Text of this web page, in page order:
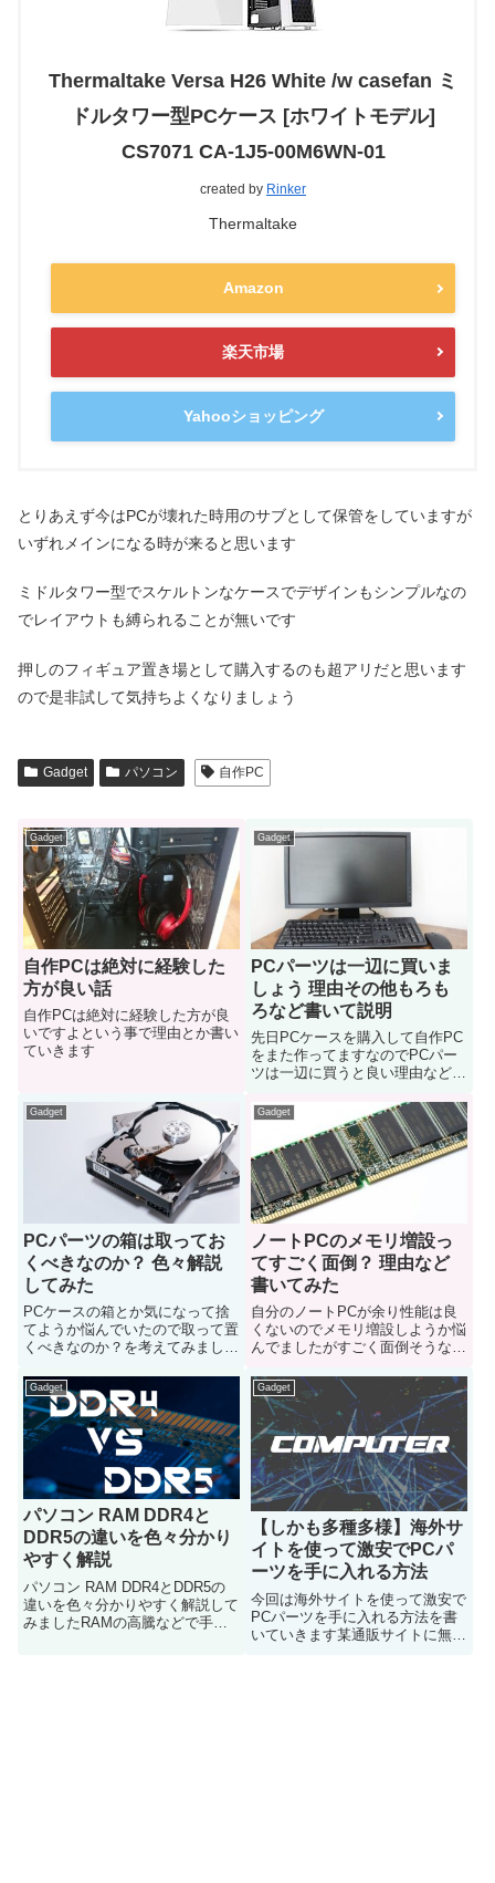
Thermaltake Versa H26 White /w casefan ミ
ドルタワー型PCケース [ホワイトモデル]
CS7071 CA-1J5-00M6WN-01
created by Rinker
Thermaltake
Amazon
楽天市場
Yahooショッピング
とりあえず今はPCが壊れた時用のサブとして保管をしていますが
いずれメインになる時が来ると思います
ミドルタワー型でスケルトンなケースでデザインもシンプルなの
でレイアウトも縛られることが無いです
押しのフィギュア置き場として購入するのも超アリだと思います
ので是非試して気持ちよくなりましょう
Gadget パソコン 自作PC
Gadget
自作PCは絶対に経験した
方が良い話
自作PCは絶対に経験した方が良
いですよという事で理由とか書い
ていきます
Gadget
PCパーツは一辺に買いま
しょう 理由その他もろも
ろなど書いて説明
先日PCケースを購入して自作PC
をまた作ってますなのでPCパー
ツは一辺に買うと良い理由などを
ろなど書いて説明させていただき
Gadget
PCパーツの箱は取ってお
くべきなのか？ 色々解説
してみた
PCケースの箱とか気になって捨
てようか悩んでいたので取って置
くべきなのか？を考えてみました
邪魔だなと思う方は是非参考にど
うぞ
Gadget
ノートPCのメモリ増設っ
てすごく面倒？ 理由など
書いてみた
自分のノートPCが余り性能は良
くないのでメモリ増設しようか悩
んでましたがすごく面倒そうなの
ートPCのメモリ増設しようか悩
んでる人は参考にどうぞ
Gadget
パソコン RAM DDR4と
DDR5の違いを色々分かり
やすく解説
パソコン RAM DDR4とDDR5の
違いを色々分かりやすく解説して
みましたRAMの高騰などで手が
Gadget
【しかも多種多様】海外サ
イトを使って激安でPCパ
ーツを手に入れる方法
今回は海外サイトを使って激安で
PCパーツを手に入れる方法を書
いていきます某通販サイトに無い